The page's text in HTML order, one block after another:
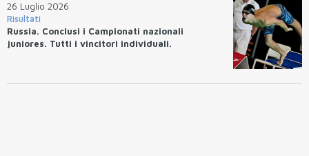
26 Luglio 2026
Risultati
Russia. Conclusi i Campionati nazionali
juniores. Tutti i vincitori individuali.